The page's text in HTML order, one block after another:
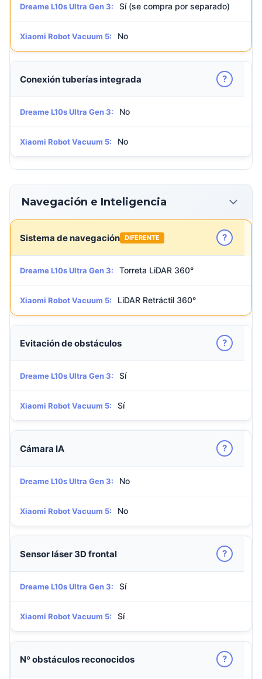
Dreame L10s Ultra Gen 3: Sí (se compra por separado)
Xiaomi Robot Vacuum 5: No
Conexión tuberías integrada ?
Dreame L10s Ultra Gen 3: No
Xiaomi Robot Vacuum 5: No
Navegación e Inteligencia
Sistema de navegación DIFERENTE ?
Dreame L10s Ultra Gen 3: Torreta LiDAR 360°
Xiaomi Robot Vacuum 5: LiDAR Retráctil 360°
Evitación de obstáculos ?
Dreame L10s Ultra Gen 3: Sí
Xiaomi Robot Vacuum 5: Sí
Cámara IA ?
Dreame L10s Ultra Gen 3: No
Xiaomi Robot Vacuum 5: No
Sensor láser 3D frontal ?
Dreame L10s Ultra Gen 3: Sí
Xiaomi Robot Vacuum 5: Sí
Nº obstáculos reconocidos ?